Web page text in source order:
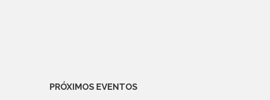
PRÓXIMOS EVENTOS